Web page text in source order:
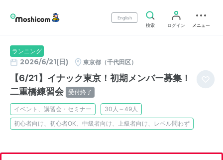
English
検索
ログイン メニュー
ランニング
2026/6/21(日) 東京都（千代田区）
【6/21】イナック東京！初期メンバー募集！
二重橋練習会 受付終了
イベント、講習会・セミナー
30人～49人
初心者向け、初心者OK、中級者向け、上級者向け、レベル問わず